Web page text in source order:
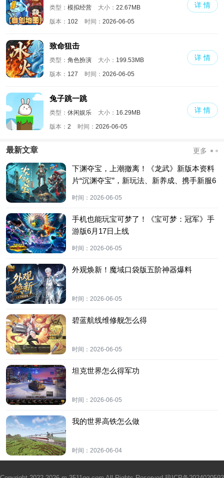
类型： 模拟经营 大小： 22.67MB
版本： 102 时间： 2026-06-05
详 情
致命狙击
类型： 角色扮演 大小： 199.53MB
版本： 127 时间： 2026-06-05
详 情
兔子跳一跳
类型： 休闲娱乐 大小： 16.29MB
版本： 2 时间： 2026-06-05
详 情
最新文章 更多
下渊夺宝，上潮撤离！《龙武》新版本资料
片“沉渊夺宝”，新玩法、新养成、携手新服6
时间： 2026-06-05
手机也能玩宝可梦了！《宝可梦：冠军》手
游版6月17日上线
时间： 2026-06-05
外观焕新！魔域口袋版五阶神器爆料
时间： 2026-06-05
碧蓝航线维修舰怎么得
时间： 2026-06-05
坦克世界怎么得军功
时间： 2026-06-05
我的世界高铁怎么做
时间： 2026-06-04